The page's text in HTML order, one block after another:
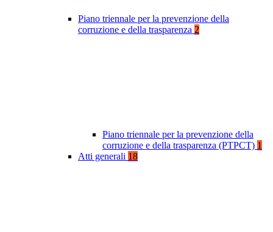
Piano triennale per la prevenzione della
corruzione e della trasparenza 2
Piano triennale per la prevenzione della
corruzione e della trasparenza (PTPCT) 1
Atti generali 18